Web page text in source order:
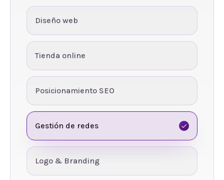
Diseño web
Tienda online
Posicionamiento SEO
Gestión de redes
Logo & Branding